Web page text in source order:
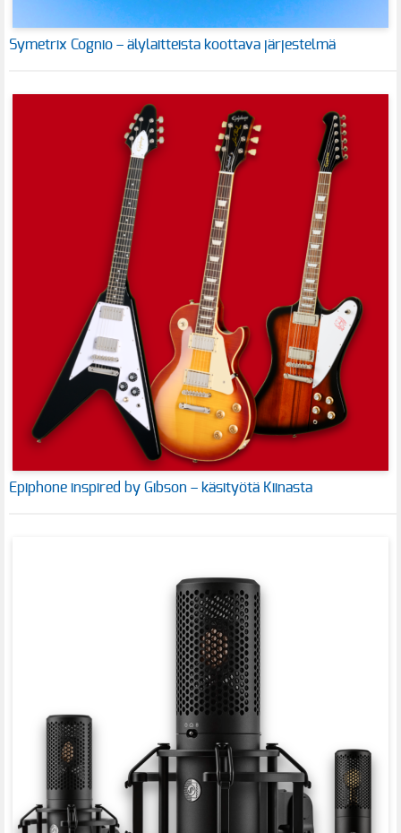
Symetrix Cognio – älylaitteista koottava järjestelmä
Epiphone inspired by Gibson – käsityötä Kiinasta